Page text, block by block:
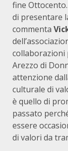
fine
di presentare
commenta
collaborazioni
Arezzo di
attenzione
culturale di
è quello di
passato
essere
di valori da